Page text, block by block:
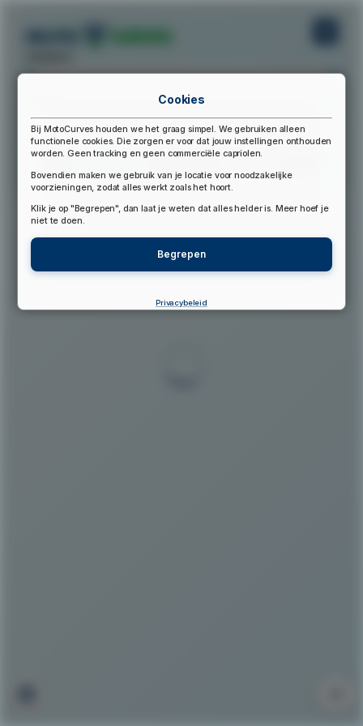
▲
Cookies
Bij MotoCurves houden we het graag simpel. We gebruiken alleen
functionele cookies. Die zorgen er voor dat jouw instellingen onthouden
worden. Geen tracking en geen commerciële capriolen.
Bovendien maken we gebruik van je locatie voor noodzakelijke
voorzieningen, zodat alles werkt zoals het hoort.
Klik je op "Begrepen", dan laat je weten dat alles helder is. Meer hoef je
niet te doen.
Begrepen
Privacybeleid